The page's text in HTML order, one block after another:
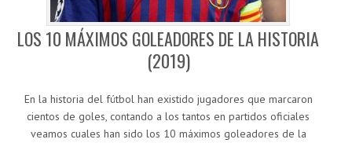
LOS 10 MÁXIMOS GOLEADORES DE LA HISTORIA
(2019)
En la historia del fútbol han existido jugadores que marcaron
cientos de goles, contando a los tantos en partidos oficiales
veamos cuales han sido los 10 máximos goleadores de la